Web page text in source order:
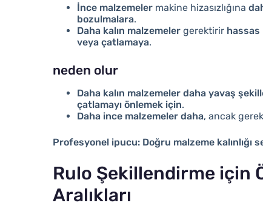
İnce malzemeler makine hizasızlığına
bozulmalara.
Daha kalın malzemeler gerektirir hassas
veya çatlamaya.
neden olur
Daha kalın malzemeler daha yavaş
çatlamayı önlemek için.
Daha ince malzemeler daha, ancak
Profesyonel ipucu: Doğru malzeme
Rulo Şekillendirme için
Aralıkları